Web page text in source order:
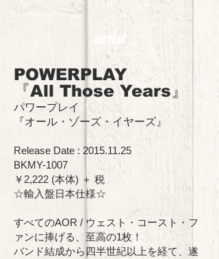
artist
POWERPLAY
『All Those Years』
パワープレイ
『オール・ゾーズ・イヤーズ 』
Release Date : 2015.11.25
BKMY-1007
￥2,222 (本体) ＋ 税
☆輸入盤日本仕様☆
すべてのAOR / ウェスト・コースト・フ
ァンに捧げる、至高の1枚！
バンド結成から四半世紀以上を経て、遂